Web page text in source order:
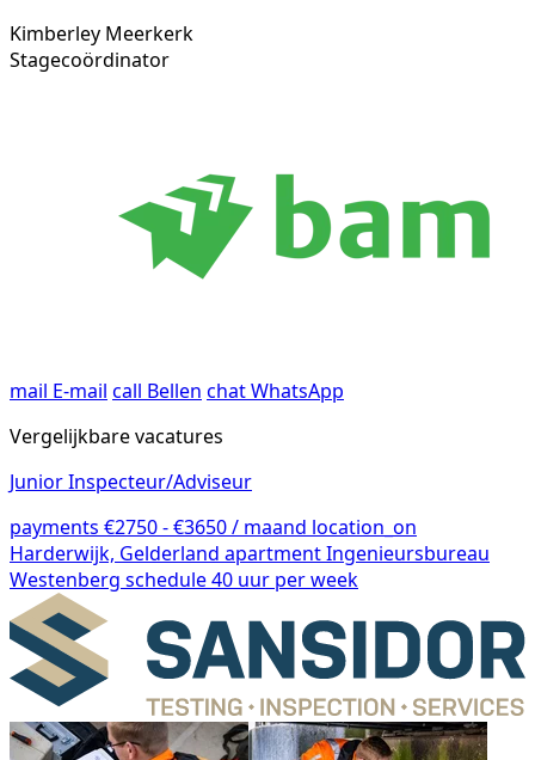
Kimberley Meerkerk
Stagecoördinator
mail E-mail call Bellen chatWhatsApp
Vergelijkbare vacatures
Junior Inspecteur/Adviseur
payments €2750 - €3650 / maand location_on
Harderwijk, Gelderland apartmentIngenieursbureau
Westenberg schedule40 uur per week